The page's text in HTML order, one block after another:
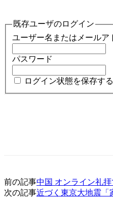
既存ユーザのログイン
ユーザー名またはメールア
パスワード
ログイン状態を保存する
前の記事中国 オンライン礼
次の記事近づく東京大地震「